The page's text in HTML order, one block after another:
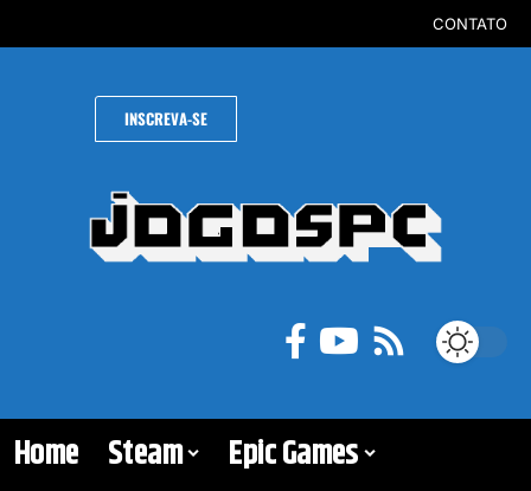
CONTATO
INSCREVA-SE
Home Steam
Epic Games